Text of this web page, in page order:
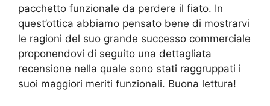
pacchetto funzionale da perdere il fiato. In
quest’ottica abbiamo pensato bene di mostrarvi
le ragioni del suo grande successo commerciale
proponendovi di seguito una dettagliata
recensione nella quale sono stati raggruppati i
suoi maggiori meriti funzionali. Buona lettura!